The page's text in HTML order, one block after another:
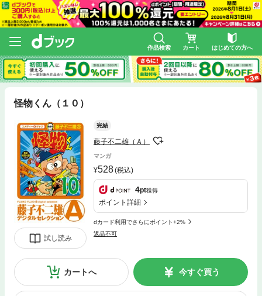
作品検索 カート はじめての方へ
怪物くん（１０）
試し読み
完結
藤子不二雄（Ａ）
マンガ
528(税込)
4pt獲得
ポイント詳細
dカード利用でさらにポイント+2%
返品不可
カートへ 今すぐ買う